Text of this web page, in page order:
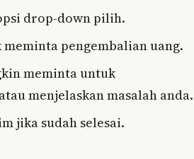
drop-down pilih.
pengembalian uang.
meminta untuk
menjelaskan masalah anda.
jika sudah selesai.